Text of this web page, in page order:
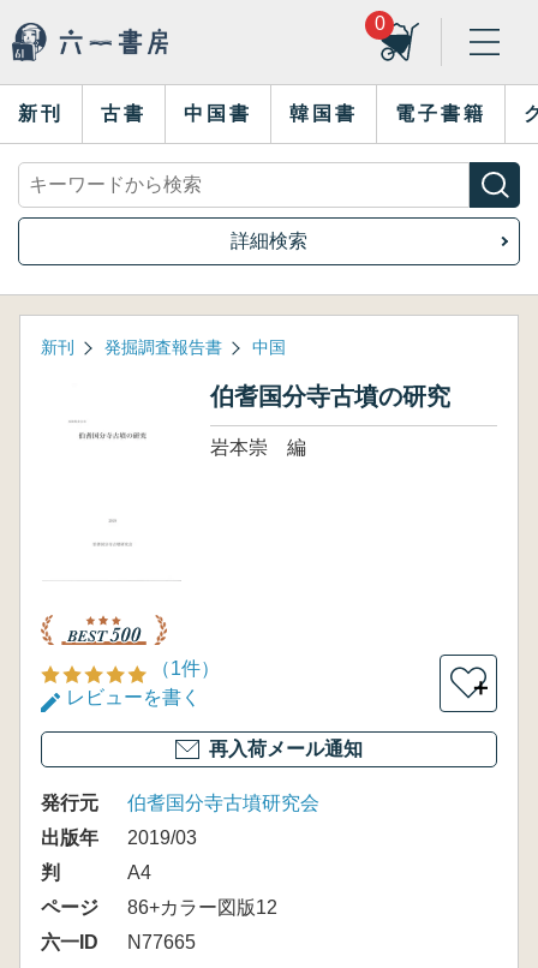
0
新刊 古書 中国書 韓国書 電子書籍
詳細検索
新刊 発掘調査報告書 中国
伯耆国分寺古墳の研究
岩本崇 編
（1件）
レビューを書く
＋
再入荷メール通知
発行元
伯耆国分寺古墳研究会
出版年
2019/03
判
A4
ページ
86+カラー図版12
六一ID
N77665